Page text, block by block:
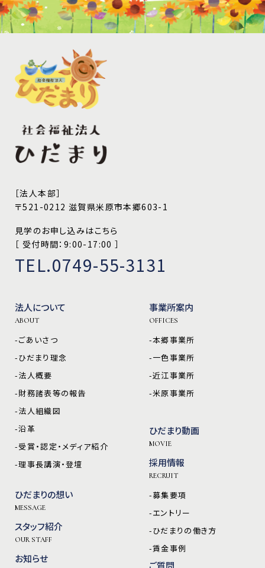
［法人本部］
〒521-0212 滋賀県米原市本郷603-1
見学のお申し込みはこちら
［ 受付時間：9:00-17:00 ］
TEL.0749-55-3131
法人について
ABOUT
-ごあいさつ
-ひだまり理念
-法人概要
-財務諸表等の報告
-法人組織図
-沿革
-受賞・認定・メディア紹介
-理事長講演・登壇
ひだまりの想い
MESSAGE
スタッフ紹介
OUR STAFF
お知らせ
事業所案内
OFFICES
-本郷事業所
-一色事業所
-近江事業所
-米原事業所
ひだまり動画
MOVIE
採用情報
RECRUIT
-募集要項
-エントリー
-ひだまりの働き方
-賃金事例
ご質問